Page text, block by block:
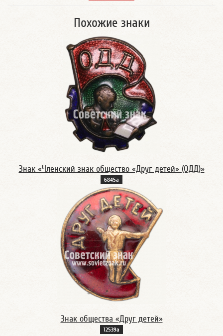
Похожие знаки
Знак «Членский знак общество «Друг детей» (ОДД)»
6845а
Знак общества «Друг детей»
12539а